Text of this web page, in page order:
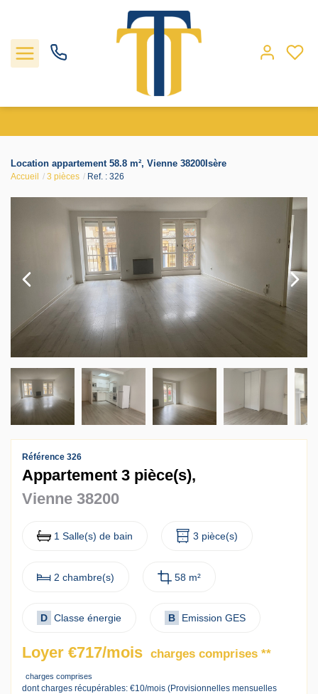
Gestion
Nos agences
Estimation
Contact
Accès clients
Location appartement 58.8 m², Vienne 38200Isère
Accueil 3 pièces Ref. : 326
Référence 326
Appartement 3 pièce(s),
Vienne 38200
1 Salle(s) de bain 3 pièce(s)
2 chambre(s) 58 m²
D Classe énergie B Emission GES
Loyer €717/mois charges comprises **
charges comprises
dont charges récupérables: €10/mois (Provisionnelles mensuelles